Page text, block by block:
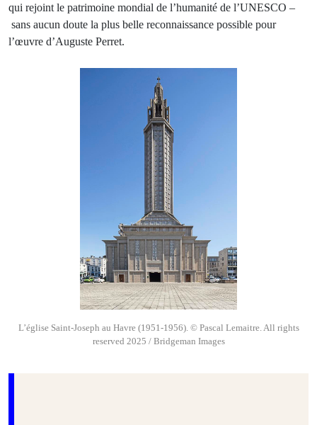
qui rejoint le patrimoine mondial de l’humanité de l’UNESCO –
sans aucun doute la plus belle reconnaissance possible pour
l’œuvre d’Auguste Perret.
L’église Saint-Joseph au Havre (1951-1956). © Pascal Lemaitre. All rights
reserved 2025 / Bridgeman Images